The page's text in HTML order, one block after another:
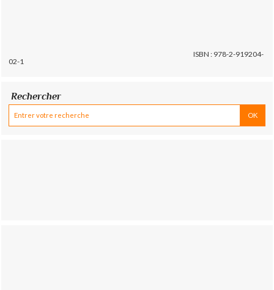
ISBN : 978-2-919204-
02-1
Rechercher